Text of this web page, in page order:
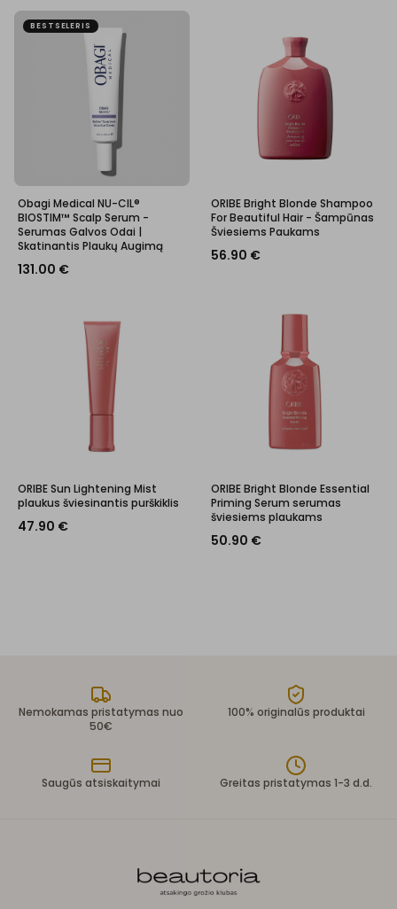
BESTSELERIS
Obagi Medical NU-CIL®
BIOSTIM™ Scalp Serum -
Serumas Galvos Odai |
Skatinantis Plaukų Augimą
131.00 €
ORIBE Bright Blonde Shampoo
For Beautiful Hair - Šampūnas
Šviesiems Paukams
56.90 €
ORIBE Sun Lightening Mist
plaukus šviesinantis purškiklis
47.90 €
ORIBE Bright Blonde Essential
Priming Serum serumas
šviesiems plaukams
50.90 €
Nemokamas pristatymas nuo
50€
100% originalūs produktai
Saugūs atsiskaitymai Greitas pristatymas 1-3 d.d.